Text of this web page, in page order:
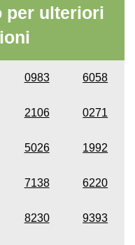
per ulteriori
0983 6058
2106 0271
5026 1992
7138 6220
8230 9393